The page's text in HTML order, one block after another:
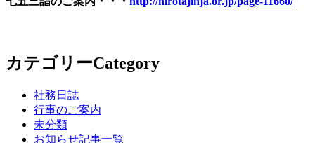
カテゴリーCategory
社務日誌
行事のご案内
未分類
お知らせ記事一覧